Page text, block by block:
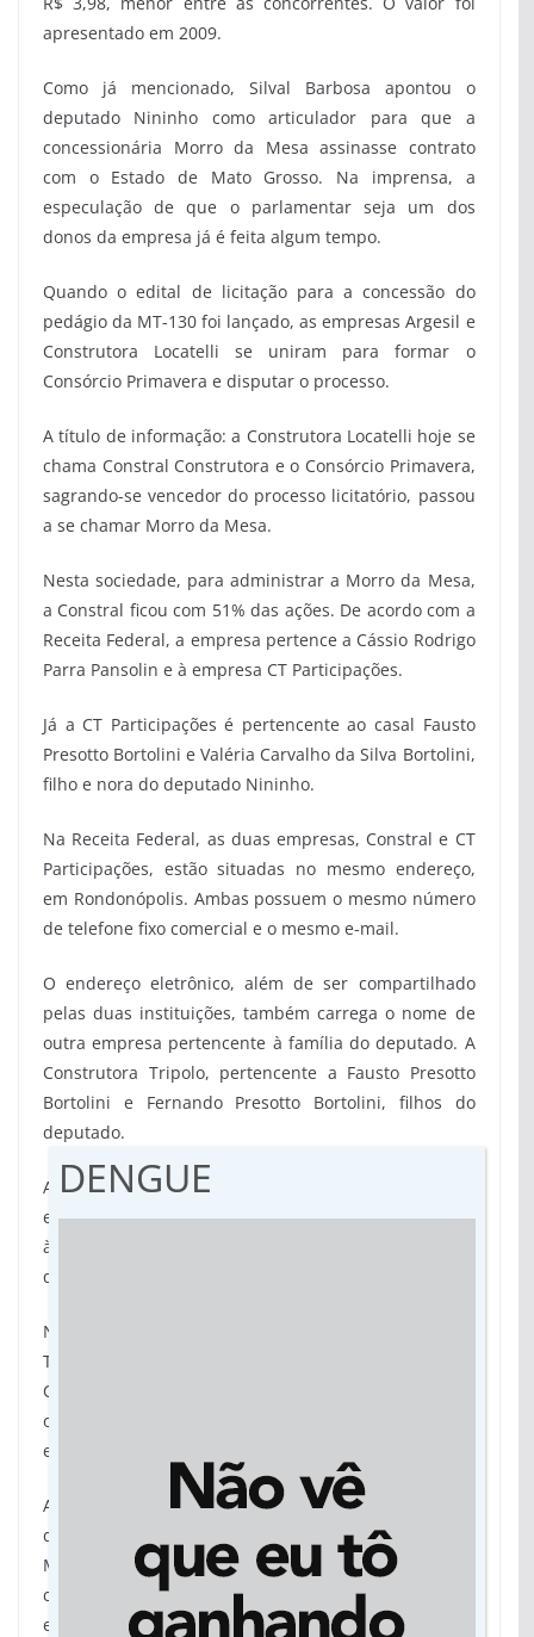
apresentado em 2009.
Como já mencionado, Silval Barbosa apontou o
deputado Nininho como articulador para que a
concessionária Morro da Mesa assinasse contrato
com o Estado de Mato Grosso. Na imprensa, a
especulação de que o parlamentar seja um dos
donos da empresa já é feita algum tempo.
Quando o edital de licitação para a concessão do
pedágio da MT-130 foi lançado, as empresas Argesil e
Construtora Locatelli se uniram para formar o
Consórcio Primavera e disputar o processo.
A título de informação: a Construtora Locatelli hoje se
chama Constral Construtora e o Consórcio Primavera,
sagrando-se vencedor do processo licitatório, passou
a se chamar Morro da Mesa.
Nesta sociedade, para administrar a Morro da Mesa,
a Constral ficou com 51% das ações. De acordo com a
Receita Federal, a empresa pertence a Cássio Rodrigo
Parra Pansolin e à empresa CT Participações.
Já a CT Participações é pertencente ao casal Fausto
Presotto Bortolini e Valéria Carvalho da Silva Bortolini,
filho e nora do deputado Nininho.
Na Receita Federal, as duas empresas, Constral e CT
Participações, estão situadas no mesmo endereço,
em Rondonópolis. Ambas possuem o mesmo número
de telefone fixo comercial e o mesmo e-mail.
O endereço eletrônico, além de ser compartilhado
pelas duas instituições, também carrega o nome de
outra empresa pertencente à família do deputado. A
Construtora Tripolo, pertencente a Fausto Presotto
Bortolini e Fernando Presotto Bortolini, filhos do
deputado.
Apesar de o endereço físico ser diferente das demais
empresas, a Tripolo também possui cadastrado junto
à Receita Federal o mesmo telefone fixo comercial
que as outras duas.
Não é só o telefone que as empresas Constral e
Tripolo compartilham. O proprietário da Constral,
Cássio Rodrigo Parra Pansolin, é também gerente de
obras na empresa Tripolo, de acordo com sua conta
em uma rede social.
As especulações acerca da possibilidade de o
deputado Nininho ser ou não um dos donos da
Morro da Mesa se dão devido à Lei 8.666/1993,
conhecida como Lei das Licitações. É ela quem
estabelece todas as regras legais para os processos
DENGUE